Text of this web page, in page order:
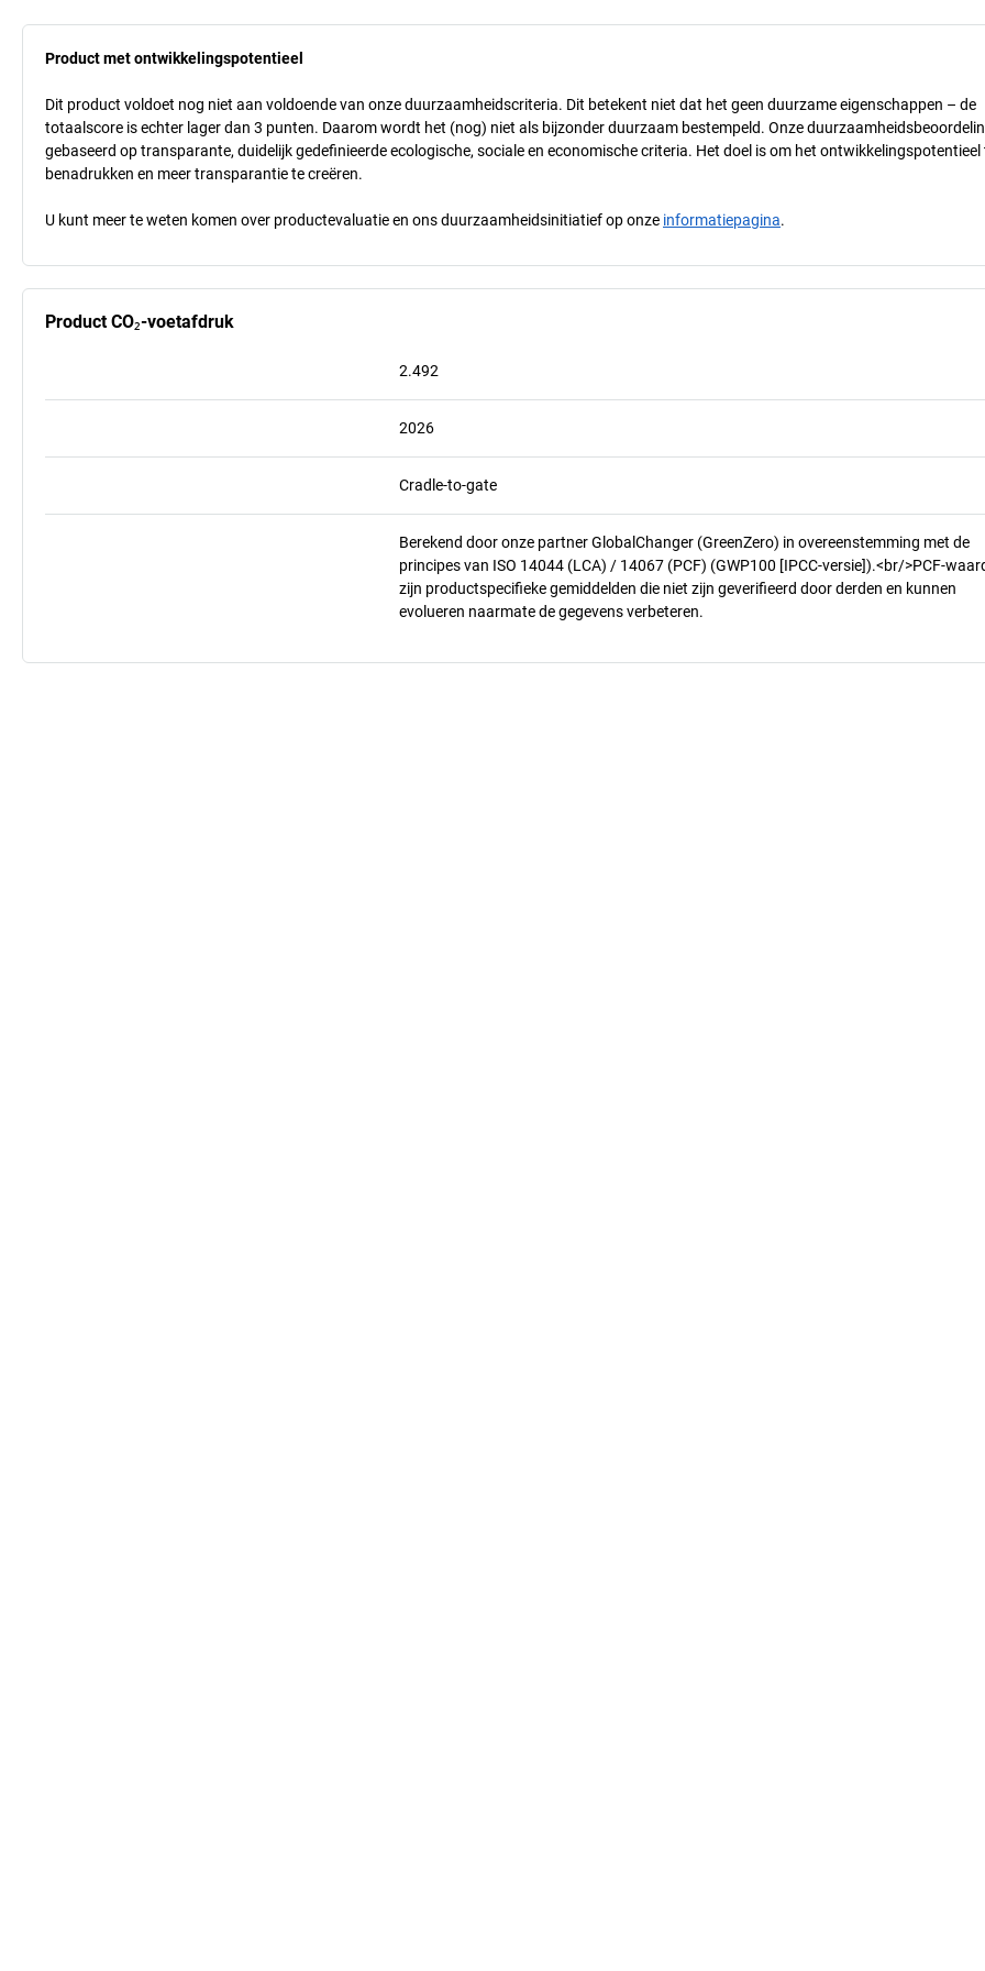
Product met ontwikkelingspotentieel
Dit product voldoet nog niet aan voldoende van onze duurzaamheidscriteria. Dit betekent niet dat het geen duurzame eigenschappen – de
totaalscore is echter lager dan 3 punten. Daarom wordt het (nog) niet als bijzonder duurzaam bestempeld. Onze
gebaseerd op transparante, duidelijk gedefinieerde ecologische, sociale en economische criteria. Het doel is om het ontwikkelingspotentieel
benadrukken en meer transparantie te creëren.
U kunt meer te weten komen over productevaluatie en ons duurzaamheidsinitiatief op onze informatiepagina.
Product CO₂-voetafdruk
2.492
2026
Cradle-to-gate
Berekend door onze partner GlobalChanger (GreenZero) in overeenstemming met de
principes van ISO 14044 (LCA) / 14067 (PCF) (GWP100 [IPCC-versie]).<br/>PCF-
zijn productspecifieke gemiddelden die niet zijn geverifieerd door derden en kunnen
evolueren naarmate de gegevens verbeteren.